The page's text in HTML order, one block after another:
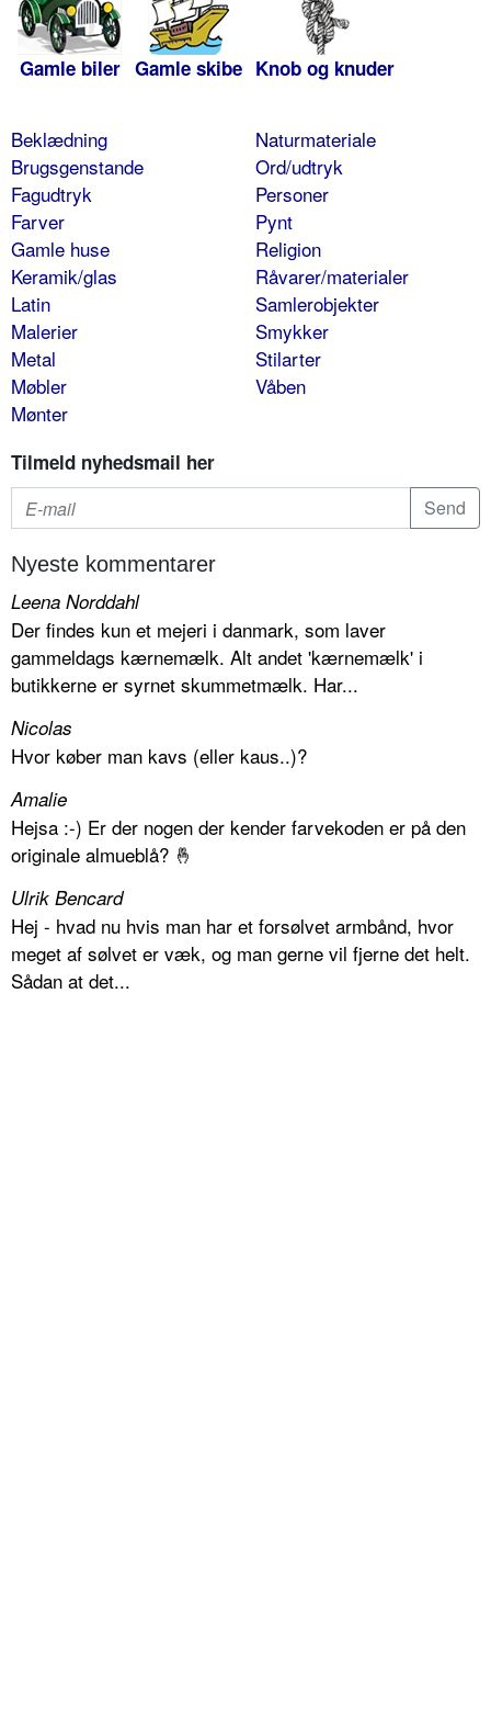
Gamle biler Gamle skibe Knob og knuder
Beklædning
Brugsgenstande
Fagudtryk
Farver
Gamle huse
Keramik/glas
Latin
Malerier
Metal
Møbler
Mønter
Naturmateriale
Ord/udtryk
Personer
Pynt
Religion
Råvarer/materialer
Samlerobjekter
Smykker
Stilarter
Våben
Tilmeld nyhedsmail her
Nyeste kommentarer
Leena Norddahl
Der findes kun et mejeri i danmark, som laver
gammeldags kærnemælk. Alt andet 'kærnemælk' i
butikkerne er syrnet skummetmælk. Har...
Nicolas
Hvor køber man kavs (eller kaus..)?
Amalie
Hejsa :-) Er der nogen der kender farvekoden er på den
originale almueblå? 🤞
Ulrik Bencard
Hej - hvad nu hvis man har et forsølvet armbånd, hvor
meget af sølvet er væk, og man gerne vil fjerne det helt.
Sådan at det...